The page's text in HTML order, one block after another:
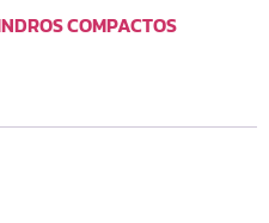
COMPACTOS